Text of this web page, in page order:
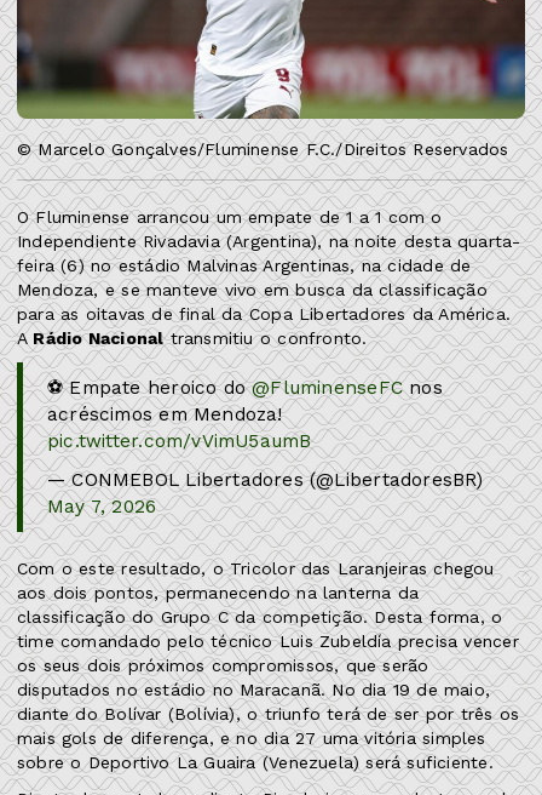
© Marcelo Gonçalves/Fluminense F.C./Direitos Reservados
O Fluminense arrancou um empate de 1 a 1 com o
Independiente Rivadavia (Argentina), na noite desta quarta-
feira (6) no estádio Malvinas Argentinas, na cidade de
Mendoza, e se manteve vivo em busca da classificação
para as oitavas de final da Copa Libertadores da América.
A Rádio Nacionaltransmitiu o confronto.
⚽ Empate heroico do@FluminenseFCnos
acréscimos em Mendoza!
pic.twitter.com/vVimU5aumB
— CONMEBOL Libertadores (@LibertadoresBR)
May 7, 2026
Com o este resultado, o Tricolor das Laranjeiras chegou
aos dois pontos, permanecendo na lanterna da
classificação do Grupo C da competição. Desta forma, o
time comandado pelo técnico Luis Zubeldía precisa vencer
os seus dois próximos compromissos, que serão
disputados no estádio no Maracanã. No dia 19 de maio,
diante do Bolívar (Bolívia), o triunfo terá de ser por três os
mais gols de diferença, e no dia 27 uma vitória simples
sobre o Deportivo La Guaira (Venezuela) será suficiente.